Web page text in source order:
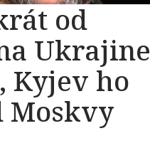
od
Ukrajine
Kyjev ho
Moskvy